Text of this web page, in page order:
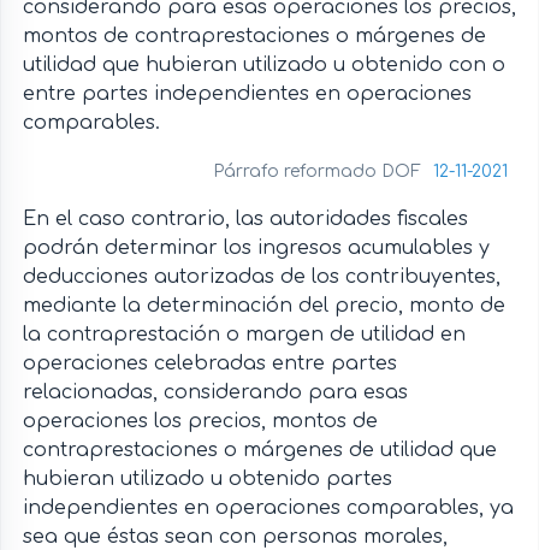
considerando para esas operaciones los precios,
montos de contraprestaciones o márgenes de
utilidad que hubieran utilizado u obtenido con o
entre partes independientes en operaciones
comparables.
Párrafo reformado DOF 12-11-2021
En el caso contrario, las autoridades fiscales
podrán determinar los ingresos acumulables y
deducciones autorizadas de los contribuyentes,
mediante la determinación del precio, monto de
la contraprestación o margen de utilidad en
operaciones celebradas entre partes
relacionadas, considerando para esas
operaciones los precios, montos de
contraprestaciones o márgenes de utilidad que
hubieran utilizado u obtenido partes
independientes en operaciones comparables, ya
sea que éstas sean con personas morales,